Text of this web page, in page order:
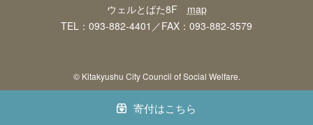
ウェルとばた8F map
TEL：093-882-4401／FAX：093-882-3579
© Kitakyushu City Council of Social Welfare.
寄付はこちら